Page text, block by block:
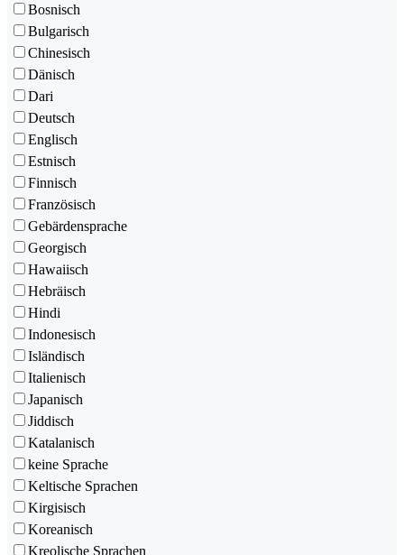
Bosnisch
Bulgarisch
Chinesisch
Dänisch
Dari
Deutsch
Englisch
Estnisch
Finnisch
Französisch
Gebärdensprache
Georgisch
Hawaiisch
Hebräisch
Hindi
Indonesisch
Isländisch
Italienisch
Japanisch
Jiddisch
Katalanisch
keine Sprache
Keltische Sprachen
Kirgisisch
Koreanisch
Kreolische Sprachen